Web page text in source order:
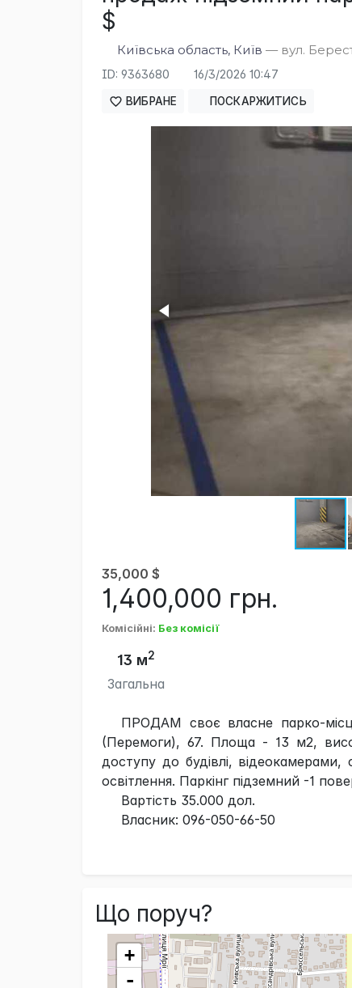
$
Київська область, Київ — вул.
ID: 9363680 16/3/2026 10:47
ВИБРАНЕ ПОСКАРЖИТИСЬ
35,000 $
1,400,000 грн.
Комісійні: Без комісії
13 м2
Загальна
ПРОДАМ своє власне парко-
(Перемоги), 67. Площа - 13 м2,
доступу до будівлі,
освітлення. Паркінг підземний -1
Вартість 35.000 дол.
Власник: 096-050-66-50
Що поруч?
+
-